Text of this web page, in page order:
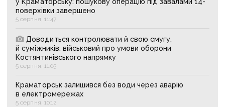
у Краматорську: пошукову операцію під завалами 14-
поверхівки завершено
5 серпня, 11:47
Доводиться контролювати й свою смугу,
й суміжників: військовий про умови оборони
Костянтинівського напрямку
5 серпня, 11:05
Краматорськ залишився без води через аварію
в електромережах
5 серпня, 10:12